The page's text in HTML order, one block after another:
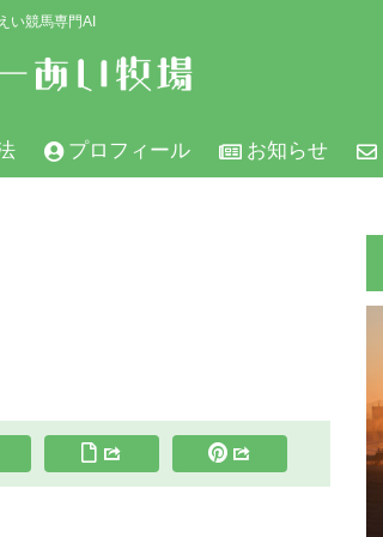
い競馬専門AI
プロフィール お知らせ